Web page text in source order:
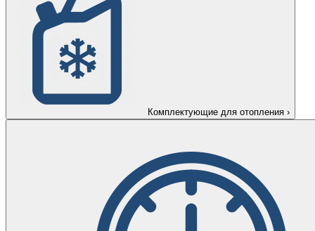
Комплектующие для отопления ›